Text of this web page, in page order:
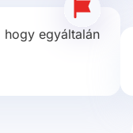
hogy egyáltalán